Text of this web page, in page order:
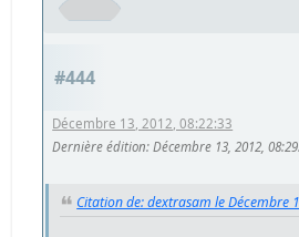
#444
Décembre 13, 2012, 08:22:33
Dernière édition: Décembre 13, 2012,
Citation de: dextrasam le Décembre